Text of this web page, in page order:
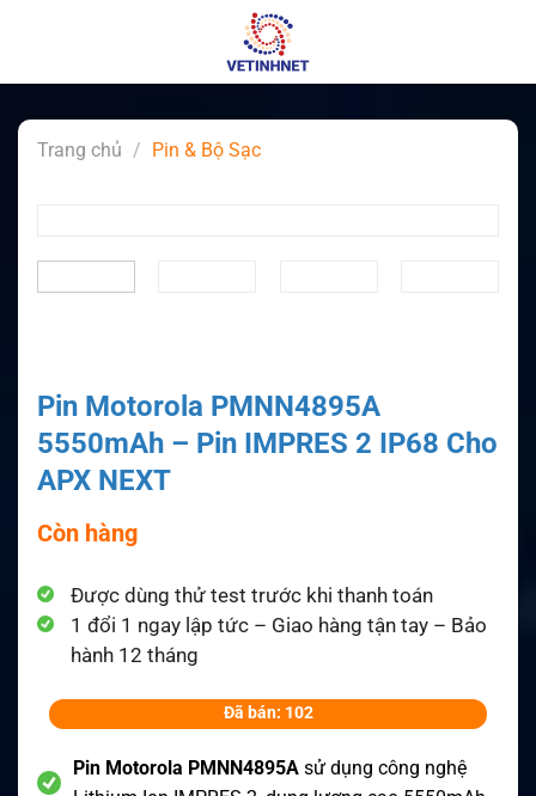
Trang chủ / Pin & Bộ Sạc
Pin Motorola PMNN4895A
5550mAh – Pin IMPRES 2 IP68 Cho
APX NEXT
Còn hàng
Được dùng thử test trước khi thanh toán
1 đổi 1 ngay lập tức – Giao hàng tận tay – Bảo
hành 12 tháng
Đã bán: 102
Pin Motorola PMNN4895A sử dụng công nghệ